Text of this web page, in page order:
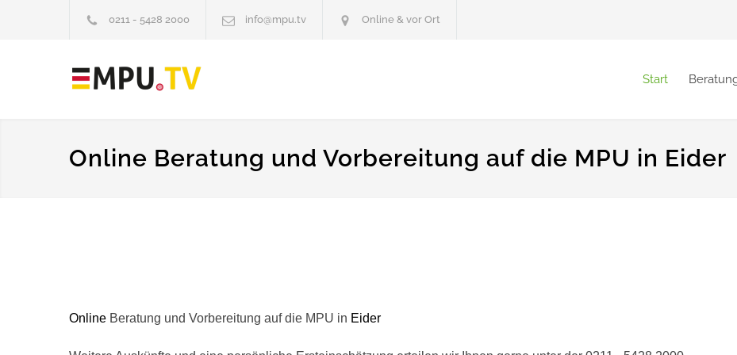
0211 - 5428 2000 info@mpu.tv Online & vor Ort
Start
Online Beratung und Vorbereitung auf die MPU in Eider
Online Beratung und Vorbereitung auf die MPU in Eider